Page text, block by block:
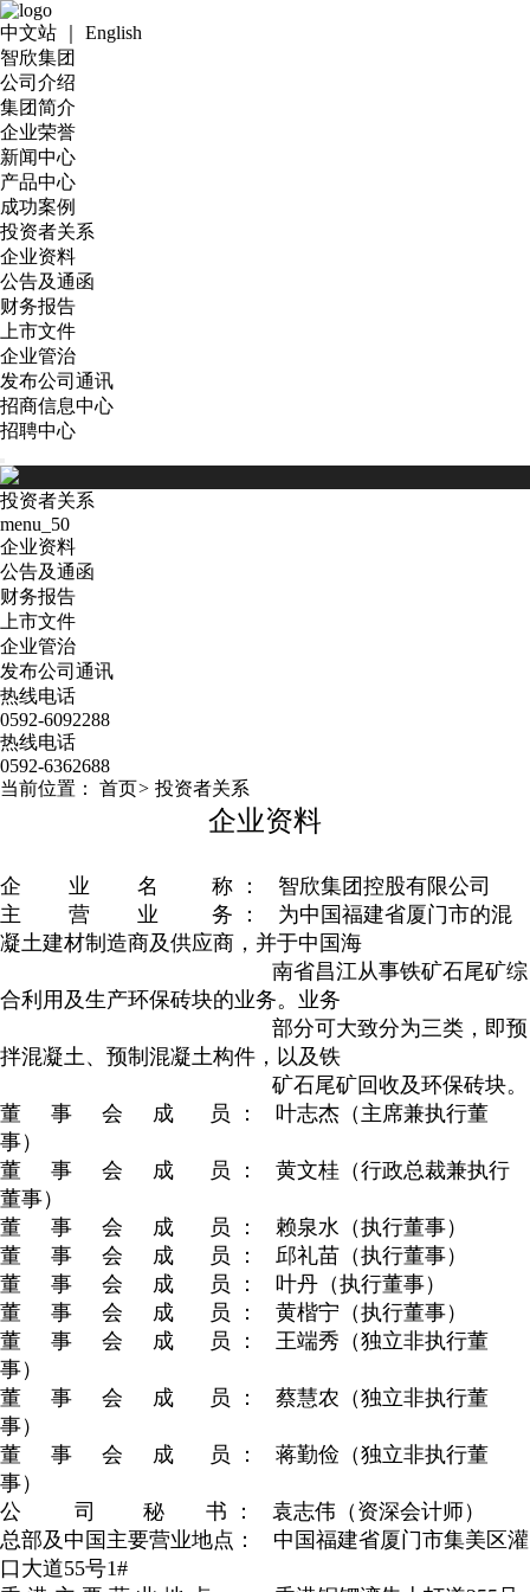
中文站
English
智欣集团
公司介绍
集团简介
企业荣誉
新闻中心
产品中心
成功案例
投资者关系
企业资料
公告及通函
财务报告
上市文件
企业管治
发布公司通讯
招商信息中心
招聘中心
投资者关系
menu_50
企业资料
公告及通函
财务报告
上市文件
企业管治
发布公司通讯
热线电话
0592-6092288
热线电话
0592-6362688
当前位置： 首页> 投资者关系
企业资料
企 业 名 称 ： 智欣集团控股有限公司
主 营 业 务 ： 为中国福建省厦门市的混
凝土建材制造商及供应商，并于中国海
南省昌江从事铁矿石尾矿综
合利用及生产环保砖块的业务。业务
部分可大致分为三类，即预
拌混凝土、预制混凝土构件，以及铁
矿石尾矿回收及环保砖块。
董 事 会 成 员 ： 叶志杰（主席兼执行董
事）
董 事 会 成 员 ： 黄文桂（行政总裁兼执行
董事）
董 事 会 成 员 ： 赖泉水（执行董事）
董 事 会 成 员 ： 邱礼苗（执行董事）
董 事 会 成 员 ： 叶丹（执行董事）
董 事 会 成 员 ： 黄楷宁（执行董事）
董 事 会 成 员 ： 王端秀（独立非执行董
事）
董 事 会 成 员 ： 蔡慧农（独立非执行董
事）
董 事 会 成 员 ： 蒋勤俭（独立非执行董
事）
公 司 秘 书 ： 袁志伟（资深会计师）
总部及中国主要营业地点： 中国福建省厦门市集美区灌
口大道55号1#